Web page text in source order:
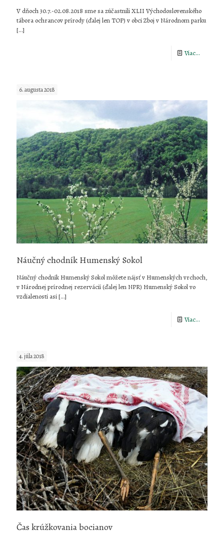
V dňoch 30.7.-02.08.2018 sme sa zúčastnili XLII Východoslovenského
tábora ochrancov prírody (ďalej len TOP) v obci Zboj v Národnom parku
[…]
Viac...
prírody
v
Zboji
6. augusta 2018
Náučný chodník Humenský Sokol
Náučný chodník Humenský Sokol môžete nájsť v Humenských vrchoch,
v Národnej prírodnej rezervácií (ďalej len NPR) Humenský Sokol vo
vzdialenosti asi […]
Viac...
Sokol
4. júla 2018
Čas krúžkovania bocianov